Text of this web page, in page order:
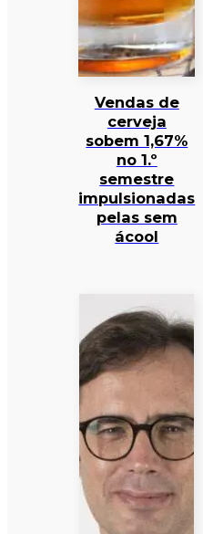
Vendas de
cerveja
sobem 1,67%
no 1.º
semestre
impulsionadas
pelas sem
ácool